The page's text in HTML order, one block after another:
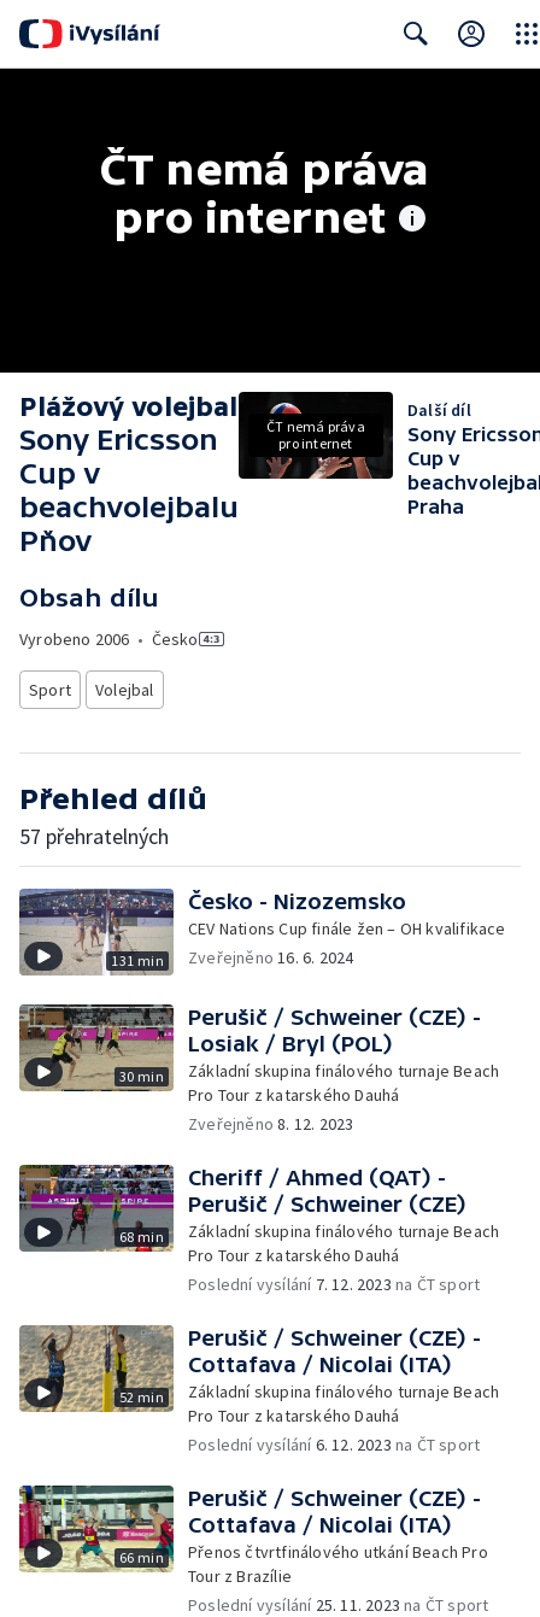
ČT nemá práva
pro internet
Plážový volejbal
Sony Ericsson
Cup v
beachvolejbalu
Pňov
Obsah dílu
Vyrobeno 2006 • Česko
Sport Volejbal
ČT nemá práva
pro internet
Další díl
Sony
Cup v
Praha
Přehled dílů
57 přehratelných
131 min
Česko - Nizozemsko
CEV Nations Cup finále žen – OH kvalifikace
Zveřejněno16. 6. 2024
30 min
Perušič / Schweiner (CZE) -
Losiak / Bryl (POL)
Základní skupina finálového turnaje Beach
Pro Tour z katarského Dauhá
Zveřejněno8. 12. 2023
68 min
Cheriff / Ahmed (QAT) -
Perušič / Schweiner (CZE)
Základní skupina finálového turnaje Beach
Pro Tour z katarského Dauhá
Poslední vysílání 7. 12. 2023 na ČT sport
52 min
Perušič / Schweiner (CZE) -
Cottafava / Nicolai (ITA)
Základní skupina finálového turnaje Beach
Pro Tour z katarského Dauhá
Poslední vysílání6. 12. 2023 na ČT sport
66 min
Perušič / Schweiner (CZE) -
Cottafava / Nicolai (ITA)
Přenos čtvrtfinálového utkání Beach Pro
Tour z Brazílie
Poslední vysílání 25. 11. 2023 na ČT sport